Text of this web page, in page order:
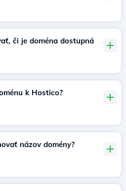
či je doména dostupná
k Hostico?
názov domény?